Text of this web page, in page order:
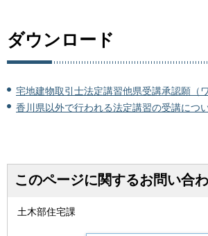
ダウンロード
宅地建物取引士法定講習他県受講承認願（
香川県以外で行われる法定講習の受講につ
このページに関するお問い合
土木部住宅課